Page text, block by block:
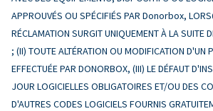
APPROUVÉS OU SPÉCIFIÉS PAR Donorbox,
RÉCLAMATION SURGIT UNIQUEMENT À LA SUITE
; (II) TOUTE ALTÉRATION OU MODIFICATION D'UN
EFFECTUÉE PAR DONORBOX, (III) LE DÉFAUT
JOUR LOGICIELLES OBLIGATOIRES ET/OU DES
D'AUTRES CODES LOGICIELS FOURNIS